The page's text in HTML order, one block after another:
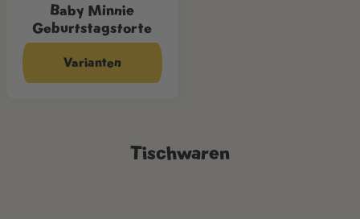
Baby Minnie
Geburtstagstorte
CHF 79.00*
Varianten
Tischwaren